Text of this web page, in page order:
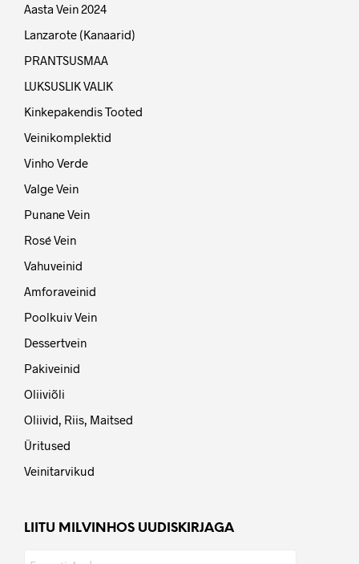
Aasta Vein 2024
Lanzarote (Kanaarid)
PRANTSUSMAA
LUKSUSLIK VALIK
Kinkepakendis Tooted
Veinikomplektid
Vinho Verde
Valge Vein
Punane Vein
Rosé Vein
Vahuveinid
Amforaveinid
Poolkuiv Vein
Dessertvein
Pakiveinid
Oliiviõli
Oliivid, Riis, Maitsed
Üritused
Veinitarvikud
LIITU MILVINHOS UUDISKIRJAGA